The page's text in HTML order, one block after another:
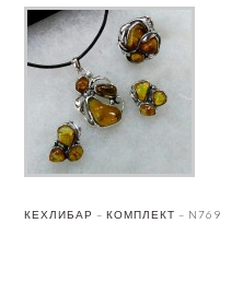
КЕХЛИБАР – КОМПЛЕКТ – N769